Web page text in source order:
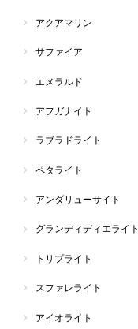
アクアマリン
サファイア
エメラルド
アフガナイト
ラブラドライト
ペタライト
アンダリューサイト
グランディディエライト
トリプライト
スファレライト
アイオライト